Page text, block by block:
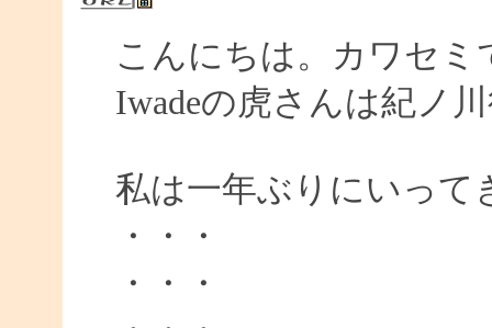
こんにちは。カワセミ
Iwadeの虎さんは紀ノ
私は一年ぶりにいって
・・・
・・・